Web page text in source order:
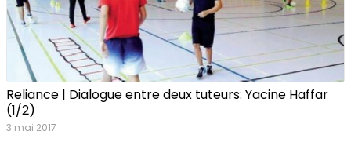
Reliance | Dialogue entre deux tuteurs: Yacine Haffar
(1/2)
3 mai 2017